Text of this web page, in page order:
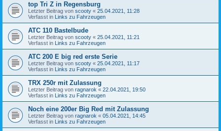
top Tri Z in Regensburg
Letzter Beitrag von scooty « 25.04.2021, 11:28
Verfasst in Links zu Fahrzeugen
ATC 110 Bastelbude
Letzter Beitrag von scooty « 25.04.2021, 11:21
Verfasst in Links zu Fahrzeugen
ATC 200 E big red erste Serie
Letzter Beitrag von scooty « 25.04.2021, 11:17
Verfasst in Links zu Fahrzeugen
TRX 250r mit Zulassung
Letzter Beitrag von ragnarok « 22.04.2021, 19:50
Verfasst in Links zu Fahrzeugen
Noch eine 200er Big Red mit Zulassung
Letzter Beitrag von ragnarok « 05.04.2021, 14:45
Verfasst in Links zu Fahrzeugen